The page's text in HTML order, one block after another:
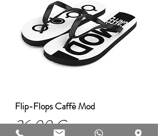
Flip-Flops Caffè Mod
Prezzo
26,00 €